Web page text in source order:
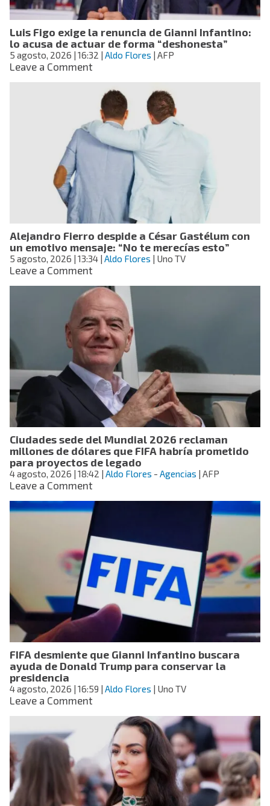
respaldo
a
Gianni
Infantino
Luis Figo exige la renuncia de Gianni Infantino:
lo acusa de actuar de forma “deshonesta”
5 agosto, 2026 | 16:32 | Aldo Flores | AFP
Leave a Commenton
Figo
exige
la
renuncia
de
Gianni
Infantino:
actuar
de
forma
“deshonesta”
Alejandro Fierro despide a César Gastélum con
un emotivo mensaje: “No te merecías esto”
5 agosto, 2026 | 13:34 | Aldo Flores | Uno TV
Leave a Commenton
Fierro
despide
a
César
Gastélum
con
un
emotivo
mensaje:
“No
merecías
esto”
Ciudades sede del Mundial 2026 reclaman
millones de dólares que FIFA habría prometido
para proyectos de legado
4 agosto, 2026 | 18:42 | Aldo Flores - Agencias | AFP
Leave a Commenton
sede
Mundial
reclaman
millones
de
dólares
que
FIFA
habría
prometido
para
proyectos
legado
FIFA desmiente que Gianni Infantino buscara
ayuda de Donald Trump para conservar la
presidencia
4 agosto, 2026 | 16:59 | Aldo Flores | Uno TV
Leave a Commenton
desmiente
Gianni
Infantino
buscara
ayuda
de